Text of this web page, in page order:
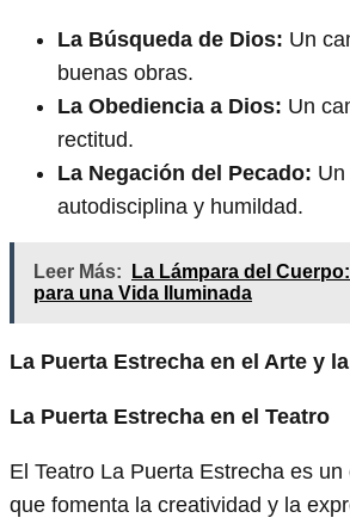
La Búsqueda de Dios: Un
buenas obras.
La Obediencia a Dios: Un
rectitud.
La Negación del Pecado:
autodisciplina y humildad.
Leer Más:
La Lámpara del
para una Vida Iluminada
La Puerta Estrecha en el Arte y
La Puerta Estrecha en el Teatro
El Teatro La Puerta Estrecha es
que fomenta la creatividad y la